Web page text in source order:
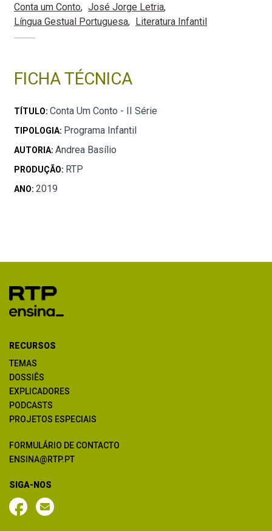
Conta um Conto
José Jorge Letria
Língua Gestual Portuguesa
Literatura Infantil
FICHA TÉCNICA
TÍTULO: Conta Um Conto - II Série
TIPOLOGIA: Programa Infantil
AUTORIA: Andrea Basílio
PRODUÇÃO: RTP
ANO: 2019
RECURSOS
TEMAS
DOSSIÊS
EXPLICADORES
PODCASTS
PROJETOS ESPECIAIS
FORMULÁRIO DE CONTACTO
ENSINA@RTP.PT
SIGA-NOS